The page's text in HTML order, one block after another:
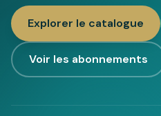
Explorer le catalogue
Voir les abonnements